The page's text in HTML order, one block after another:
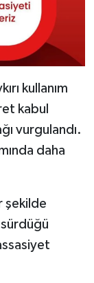
kullanım
kabul
vurgulandı.
daha
şekilde